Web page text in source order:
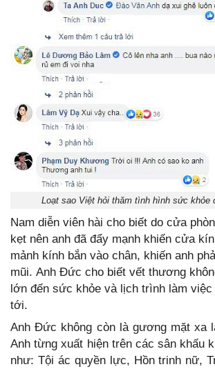
Loạt sao Việt hỏi thăm tình hình sức khỏe
Nam diễn viên hài cho biết do cửa
kẹt nên anh đã đẩy mạnh khiến cửa
mảnh kính bắn vào chân, khiến anh
mũi. Anh Đức cho biết vết thương
lớn đến sức khỏe và lịch trình làm
tới.
Anh Đức không còn là gương mặt xa
Anh từng xuất hiện trên các sân khấu
như: Tội ác quyền lực, Hồn trinh nữ,